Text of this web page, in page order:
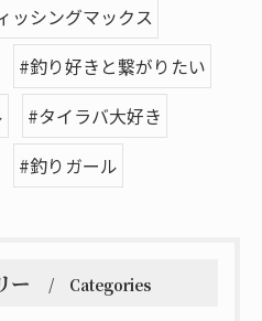
ッシングマックス
#釣り好きと繋がりたい
#タイラバ大好き
#釣りガール
ー Categories